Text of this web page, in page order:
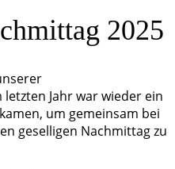
2025
Jahr war wieder ein
um gemeinsam bei
geselligen Nachmittag zu